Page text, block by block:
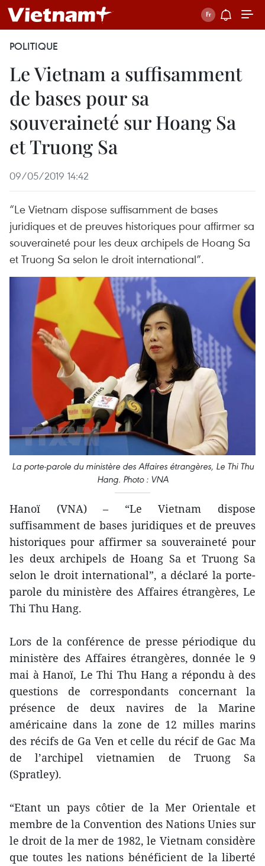
POLITIQUE
Le Vietnam a suffisamment
de bases pour sa
souveraineté sur Hoang Sa
et Truong Sa
09/05/2019 14:42
“Le Vietnam dispose suffisamment de bases
juridiques et de preuves historiques pour affirmer sa
souveraineté pour les deux archipels de Hoang Sa
et Truong Sa selon le droit international”.
La porte-parole du ministère des Affaires étrangères, Le Thi Thu
Hang. Photo : VNA
Hanoï (VNA) – “Le Vietnam dispose
suffisamment de bases juridiques et de preuves
historiques pour affirmer sa souveraineté pour
les deux archipels de Hoang Sa et Truong Sa
selon le droit international”, a déclaré la porte-
parole du ministère des Affaires étrangères, Le
Thi Thu Hang.
Lors de la conférence de presse périodique du
ministère des Affaires étrangères, donnée le 9
mai à Hanoï, Le Thi Thu Hang a répondu à des
questions de correspondants concernant la
présence de deux navires de la Marine
américaine dans la zone de 12 milles marins
des récifs de Ga Ven et celle du récif de Gac Ma
de l’archipel vietnamien de Truong Sa
(Spratley).
“Etant un pays côtier de la Mer Orientale et
membre de la Convention des Nations Unies sur
le droit de la mer de 1982, le Vietnam considère
que toutes les nations bénéficient de la liberté